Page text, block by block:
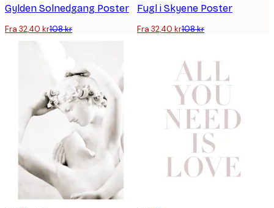
Gylden Solnedgang Poster
Fra 32,40 kr108 kr
Fugl i Skyene Poster
Fra 32,40 kr108 kr